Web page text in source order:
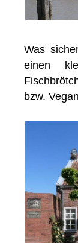
Was
einen
bzw.